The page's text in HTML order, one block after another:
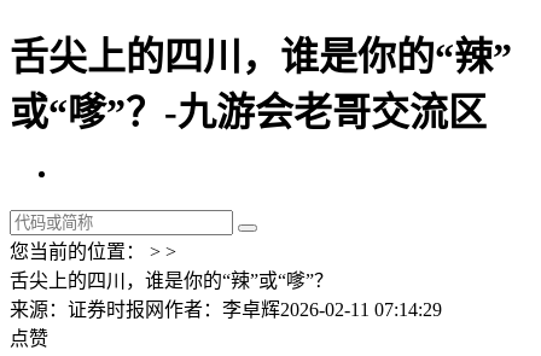
舌尖上的四川，谁是你的“辣”
或“嗲”？-九游会老哥交流区
您当前的位置： > >
舌尖上的四川，谁是你的“辣”或“嗲”？
来源：证券时报网作者：李卓辉2026-02-11 07:14:29
点赞